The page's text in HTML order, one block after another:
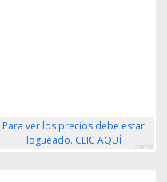
Para ver los precios debe estar
logueado. CLIC AQUÍ
249735